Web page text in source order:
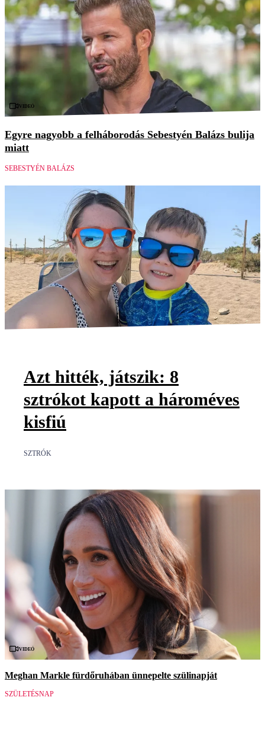
Videó
Egyre nagyobb a felháborodás Sebestyén Balázs bulija
miatt
SEBESTYÉN BALÁZS
Azt hitték, játszik: 8
sztrókot kapott a hároméves
kisfiú
SZTRÓK
Videó
Meghan Markle fürdőruhában ünnepelte szülinapját
SZÜLETÉSNAP